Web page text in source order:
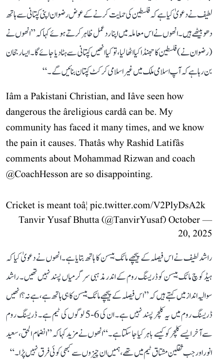
لطیف نے دعویٰ کیا ہے کہ فلسطین کی حمایت کرنے کے عوض رضوان اپنی کپتانی سے ہاتھ
دھو بیٹھے ہیں۔ انھوں نے اس معاملہ میں اپنا رد عمل ظاہر کرتے ہوئے کہا کہ ’’انھوں نے
(رضوان نے) فلسطین کا جھنڈا کیا اٹھا لیا، تو کیا انھیں کپتانی سے ہٹا دیا جائے گا۔ ایسا رجحان
بن رہا ہے کہ آپ اسلامی ملک میں غیر اسلامی کرکٹ کپتان بنائیں گے۔‘‘
Iâm a Pakistani Christian, and Iâve seen how
dangerous the âreligious cardâ can be. My
community has faced it many times, and we know
the pain it causes. Thatâs why Rashid Latifâs
comments about Mohammad Rizwan and coach
@CoachHessonare so disappointing.
Cricket is meant toâ¦ pic.twitter.com/V2PlyDsA2k
— Tanvir Yusaf Bhutta (@TanvirYusaf)
October
20, 2025
راشد لطیف نے اس فیصلہ کے پیچھے مائک ہیسن کا ہاتھ بتایا ہے۔ انھوں نے دعویٰ کیا کہ
ہیڈ کوچ مائک ہیسن کو ڈریسنگ روم کے اندر مذہبی سرگرمیاں پسند نہیں تھیں۔ راشد
سوالیہ انداز میں کہتے ہیں کہ ’’اس فیصلہ کے پیچھے مائک ہیسن کا ہی ہاتھ ہے، ہے نہ؟ انھیں
ڈریسنگ روم میں یہ کلچر پسند نہیں ہے۔ ان کی 6-5 لوگوں کی ٹیم ہے۔ ڈریسنگ روم
سے آخر ایسے کلچر کو کیسے باہر کیا جا سکتا ہے۔‘‘ انھوں نے مزید کہا کہ ’’انضمام الحق، سعید
انور اور جب ثقلین مشتاق ٹیم میں تھے، ہمیں ان چیزوں سے کبھی کوئی فرق نہیں پڑا۔‘‘